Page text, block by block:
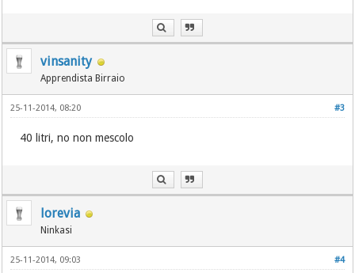
vinsanity
Apprendista Birraio
#3
25-11-2014, 08:20
40 litri, no non mescolo
lorevia
Ninkasi
#4
25-11-2014, 09:03